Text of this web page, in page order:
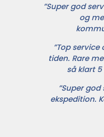
”Super god
og
”Top
tiden. Rare
så klart 5
”Super
ekspedition.